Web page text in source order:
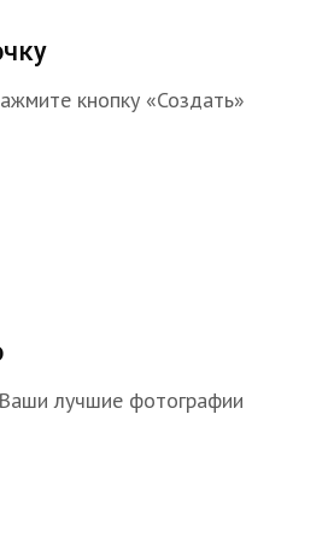
кнопку «Создать»
лучшие фотографии